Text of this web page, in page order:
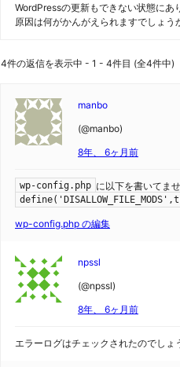
WordPressの更新もできない状態にあ
原因は何がかんがえられますでしょう
4件の返信を表示中 - 1 - 4件目 (全4件中)
manbo
(@manbo)
8年、 6ヶ月前
wp-config.php に以下を書いてま
wp-config.php の編集
npssl
(@npssl)
8年、 6ヶ月前
エラーログはチェックされたのでしょ